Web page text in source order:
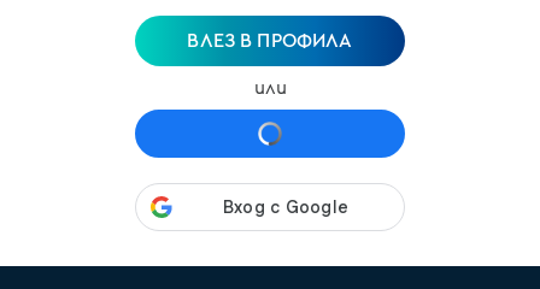
ВЛЕЗ В ПРОФИЛА
или